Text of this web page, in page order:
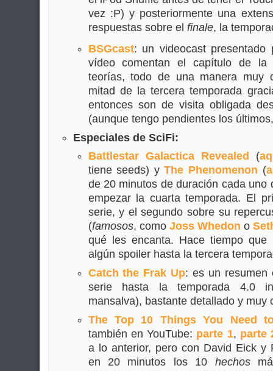
vez :P) y posteriormente una
respuestas sobre el finale, la
BSGcast: un videocast
vídeo comentan el capítulo de la
teorías, todo de una manera muy
mitad de la tercera temporada
entonces son de visita obligada
(aunque tengo pendientes los
Especiales de SciFi:
Battlestar Galactica Revealed
(
tiene seeds) yThe Phenomenon (
de 20 minutos de duración cada uno
empezar la cuarta temporada. El
serie, y el segundo sobre su
(famosos, como Joss Whedon o
qué les encanta. Hace tiempo
algún spoiler hasta la tercera
Catch the Frak Up: es un resumen
serie hasta la temporada 4.0
mansalva), bastante detallado y muy
The Top 10 Things You Need
también en YouTube: parte 1, parte
a lo anterior, pero con David Eick y
en 20 minutos los 10 hechos